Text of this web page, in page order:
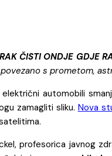
ČISTI ONDJE GDJE
s prometom,
automobili
zamagliti sliku. Nova
profesorica javnog